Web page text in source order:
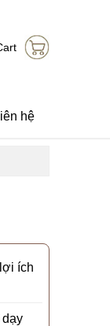
hệ
ích